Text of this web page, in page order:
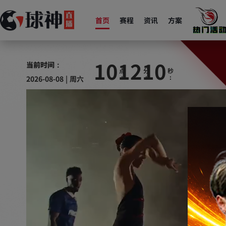
首页 赛程 资讯 方案
当前时间：
2026-08-08 | 周六
101211